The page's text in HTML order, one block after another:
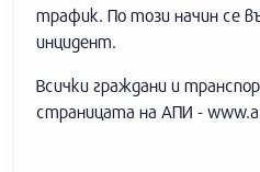
трафик. По този начин се
инцидент.
Всички граждани и
страницата на АПИ -